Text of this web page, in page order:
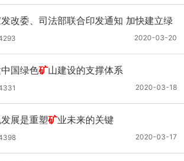
改委、司法部联合印发通知 加快建立绿
和消费法规政策体系
2020-03-20
国绿色矿山建设的支撑体系
2020-03-18
展是重塑矿业未来的关键
2020-03-17